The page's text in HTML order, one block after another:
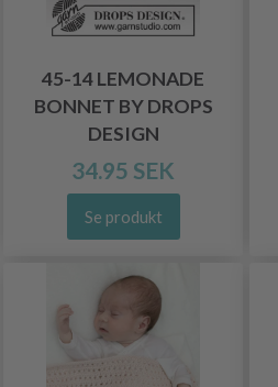
45-14 LEMONADE
BONNET BY DROPS
DESIGN
34.95 SEK
Se produkt